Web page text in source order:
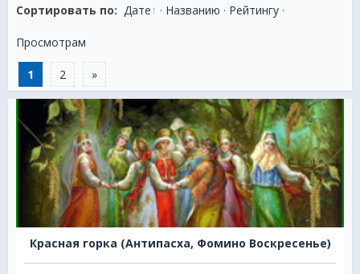
Сортировать по: Дате · Названию · Рейтингу ·
Просмотрам
1 2 »
Красная горка (Антипасха, Фомино Воскресенье)